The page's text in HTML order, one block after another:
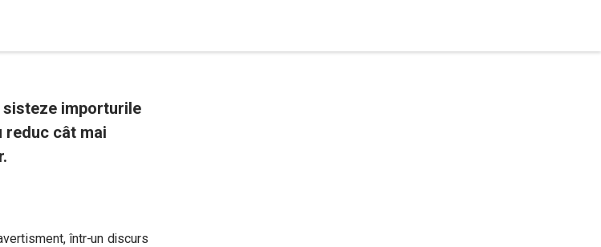
importurile
reduc cât mai
într-un discurs